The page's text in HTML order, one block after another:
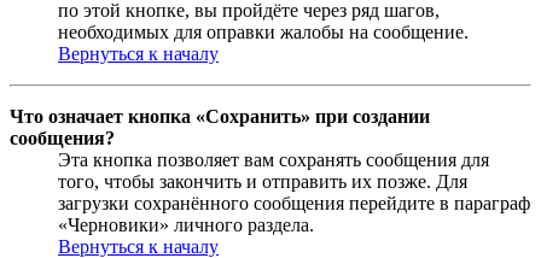
по этой кнопке, вы пройдёте через ряд шагов,
необходимых для оправки жалобы на сообщение.
Вернуться к началу
Что означает кнопка «Сохранить» при создании
сообщения?
Эта кнопка позволяет вам сохранять сообщения для
того, чтобы закончить и отправить их позже. Для
загрузки сохранённого сообщения перейдите в параграф
«Черновики» личного раздела.
Вернуться к началу